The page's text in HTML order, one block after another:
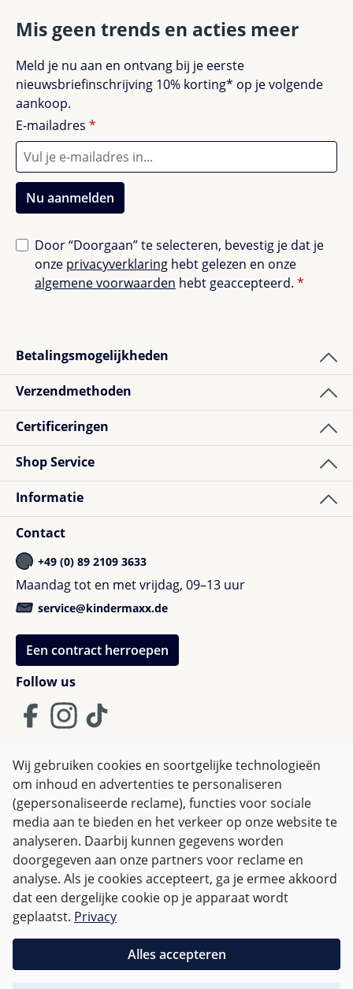
Mis geen trends en acties meer
Meld je nu aan en ontvang bij je eerste
nieuwsbriefinschrijving 10% korting* op je volgende
aankoop.
E-mailadres *
Nu aanmelden
Door “Doorgaan” te selecteren, bevestig je dat je
onze privacyverklaring hebt gelezen en onze
algemene voorwaarden hebt geaccepteerd. *
Betalingsmogelijkheden
Verzendmethoden
Certificeringen
Follow us
Shop Service
Informatie
Contact
+49 (0) 89 2109 3633
Maandag tot en met vrijdag, 09–13 uur
service@kindermaxx.de
Een contract herroepen
Algemene Voorwaarden
Privacy policy & Cookies
Herroepingsrecht
Alle prijzen incl. btw plusverzendkosten en eventuele
bezorgkosten, indien niet anders vermeld.
verzendkostenvrij.
Wij gebruiken cookies en soortgelijke technologieën
om inhoud en advertenties te personaliseren
(gepersonaliseerde reclame), functies voor sociale
media aan te bieden en het verkeer op onze website te
analyseren. Daarbij kunnen gegevens worden
doorgegeven aan onze partners voor reclame en
analyse. Als je cookies accepteert, ga je ermee akkoord
dat een dergelijke cookie op je apparaat wordt
geplaatst. Privacy
Alles accepteren